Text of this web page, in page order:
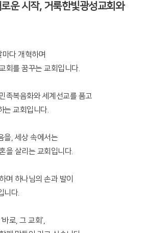
운 시작, 거룩한빛광성교회와
다 개혁하며
회를 꿈꾸는 교회입니다.
족복음화와 세계선교를 품고
는 교회입니다.
을, 세상 속에서는
을 살리는 교회입니다.
며 하나님의 손과 발이
니다.
로, 그 교회’,